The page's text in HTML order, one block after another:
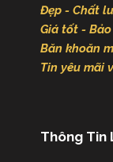
Đẹp - Chất
Giá tốt -
Băn khoăn
Tin yêu mãi
Thông Tin